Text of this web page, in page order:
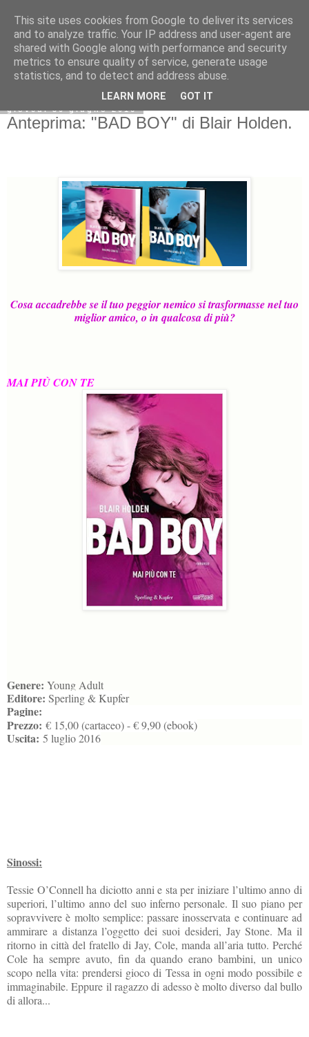
giovedì 30 giugno 2016
Anteprima: "BAD BOY" di Blair Holden.
Cosa accadrebbe se il tuo peggior nemico si trasformasse nel tuo
miglior amico, o in qualcosa di più?
MAI PIÙ CON TE
Genere: Young Adult
Editore: Sperling & Kupfer
Pagine:
Prezzo: € 15,00 (cartaceo) - € 9,90 (ebook)
Uscita: 5 luglio 2016
Sinossi:
Tessie O’Connell ha diciotto anni e sta per iniziare l’ultimo anno di
superiori, l’ultimo anno del suo inferno personale. Il suo piano per
sopravvivere è molto semplice: passare inosservata e continuare ad
ammirare a distanza l’oggetto dei suoi desideri, Jay Stone. Ma il
ritorno in città del fratello di Jay, Cole, manda all’aria tutto. Perché
Cole ha sempre avuto, fin da quando erano bambini, un unico
scopo nella vita: prendersi gioco di Tessa in ogni modo possibile e
immaginabile. Eppure il ragazzo di adesso è molto diverso dal bullo
di allora...
This site uses cookies from Google to deliver its services
and to analyze traffic. Your IP address and user-agent are
shared with Google along with performance and security
metrics to ensure quality of service, generate usage
statistics, and to detect and address abuse.
LEARN MORE GOT IT